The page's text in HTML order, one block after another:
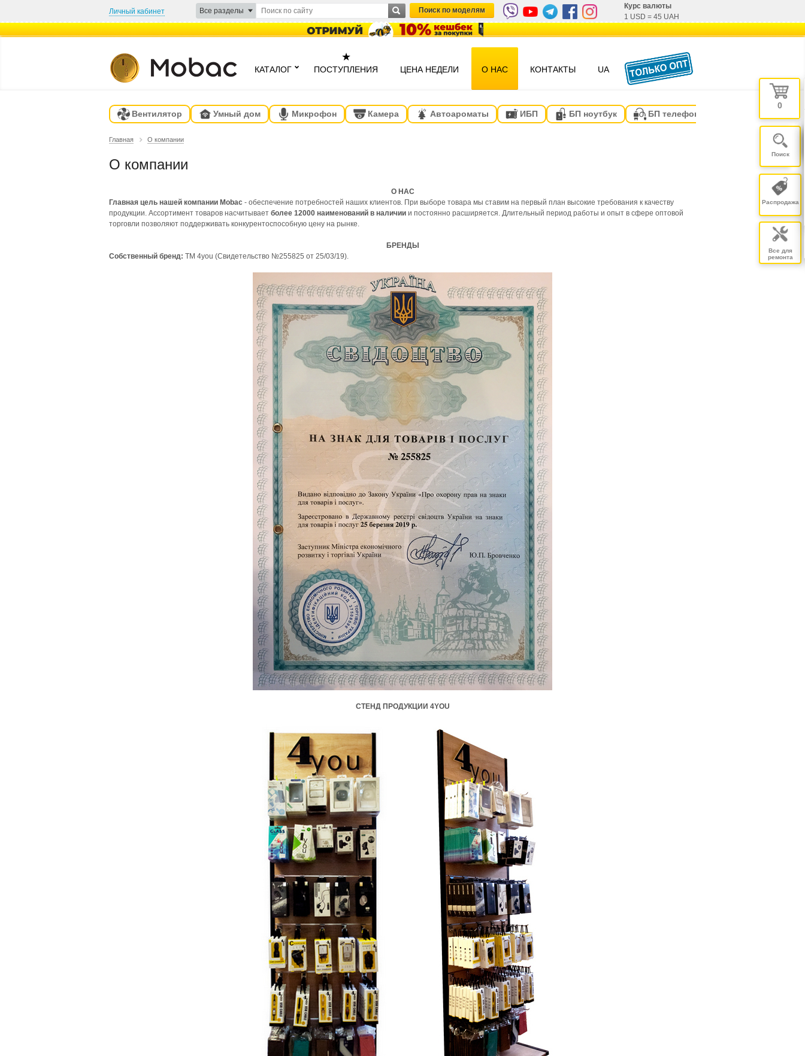
Личный кабинет Все разделы Поиск по моделям
Курс валюты
1 USD = 45 UAH
КАТАЛОГ
★
ПОСТУПЛЕНИЯ ЦЕНА НЕДЕЛИ О НАС КОНТАКТЫ UA
0
Вентилятор Умный дом Микрофон Камера Автоароматы ИБП БП ноутбук БП телефон
Главная О компании
О компании
О НАС
Главная цель нашей компании Mobac - обеспечение потребностей наших клиентов. При выборе товара мы ставим на первый план высокие требования к качеству
продукции. Ассортимент товаров насчитывает более 12000 наименований в наличии и постоянно расширяется. Длительный период работы и опыт в сфере оптовой
торговли позволяют поддерживать конкурентоспособную цену на рынке.
БРЕНДЫ
Собственный бренд: ТМ 4you (Свидетельство №255825 от 25/03/19).
СТЕНД ПРОДУКЦИИ 4YOU
Распродажа
Все для
ремонта